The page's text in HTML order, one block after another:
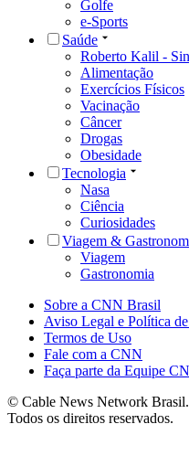
Golfe
e-Sports
Saúde
Roberto Kalil -
Alimentação
Exercícios Físicos
Vacinação
Câncer
Drogas
Obesidade
Tecnologia
Nasa
Ciência
Curiosidades
Viagem &
Viagem
Gastronomia
Sobre a CNN Brasil
Aviso Legal e Política
Termos de Uso
Fale com a CNN
Faça parte da Equipe
© Cable News Network
Todos os direitos reservados.